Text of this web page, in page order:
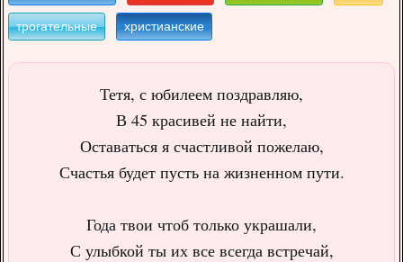
трогательные христианские
Тетя, с юбилеем поздравляю,
В 45 красивей не найти,
Оставаться я счастливой пожелаю,
Счастья будет пусть на жизненном пути.
Года твои чтоб только украшали,
С улыбкой ты их все всегда встречай,